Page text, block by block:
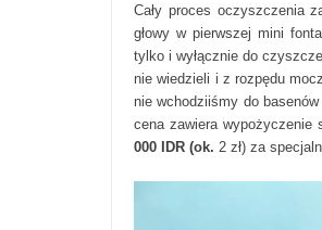
Cały proces oczyszczenia
głowy w pierwszej mini
tylko i wyłącznie do
nie wiedzieli i z rozpędu
nie wchodziiśmy do
cena zawiera
000 IDR (ok. 2 zł) za